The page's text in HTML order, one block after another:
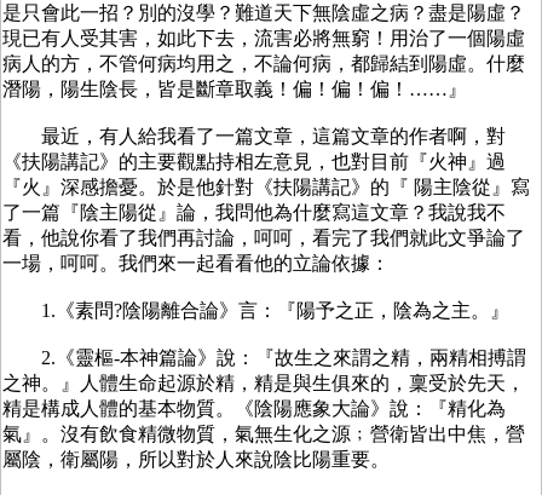
是只會此一招？別的沒學？難道天下無陰虛之病？盡是陽虛？
現已有人受其害，如此下去，流害必將無窮！用治了一個陽虛
病人的方，不管何病均用之，不論何病，都歸結到陽虛。什麼
潛陽，陽生陰長，皆是斷章取義！偏！偏！偏！……』
最近，有人給我看了一篇文章，這篇文章的作者啊，對
《扶陽講記》的主要觀點持相左意見，也對目前『火神』過
『火』深感擔憂。於是他針對《扶陽講記》的『 陽主陰從』寫
了一篇『陰主陽從』論，我問他為什麼寫這文章？我說我不
看，他說你看了我們再討論，呵呵，看完了我們就此文爭論了
一場，呵呵。我們來一起看看他的立論依據：
1.《素問?陰陽離合論》言：『陽予之正，陰為之主。』
2.《靈樞-本神篇論》說：『故生之來謂之精，兩精相搏謂
之神。』人體生命起源於精，精是與生俱來的，稟受於先天，
精是構成人體的基本物質。《陰陽應象大論》說：『精化為
氣』。沒有飲食精微物質，氣無生化之源﹔營衛皆出中焦，營
屬陰，衛屬陽，所以對於人來說陰比陽重要。